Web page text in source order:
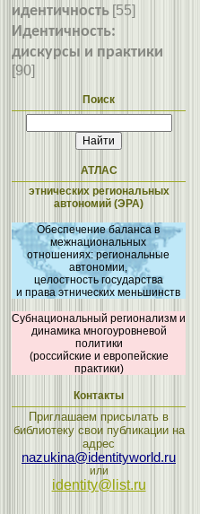
идентичность [55]
Идентичность:
дискурсы и практики
[90]
Поиск
АТЛАС
этнических региональных
автономий (ЭРА)
Обеспечение баланса в
межнациональных
отношениях: региональные
автономии,
целостность государства
и права этнических меньшинств
Субнациональный регионализм и
динамика многоуровневой
политики
(российские и европейские
практики)
Контакты
Приглашаем присылать в
библиотеку свои публикации на
адрес
nazukina@identityworld.ru
или
identity@list.ru